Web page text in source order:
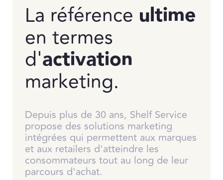
La référence ultime
en termes
d'activation
marketing.
Depuis plus de 30 ans, Shelf Service
propose des solutions marketing
intégrées qui permettent aux marques
et aux retailers d'atteindre les
consommateurs tout au long de leur
parcours d'achat.